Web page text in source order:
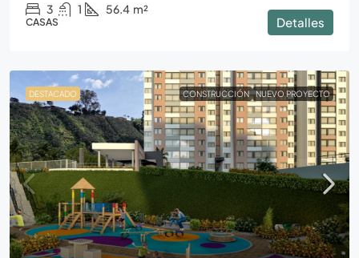
3 1 56.4 m²
CASAS Detalles
DESTACADO CONSTRUCCIÓN NUEVO PROYECTO